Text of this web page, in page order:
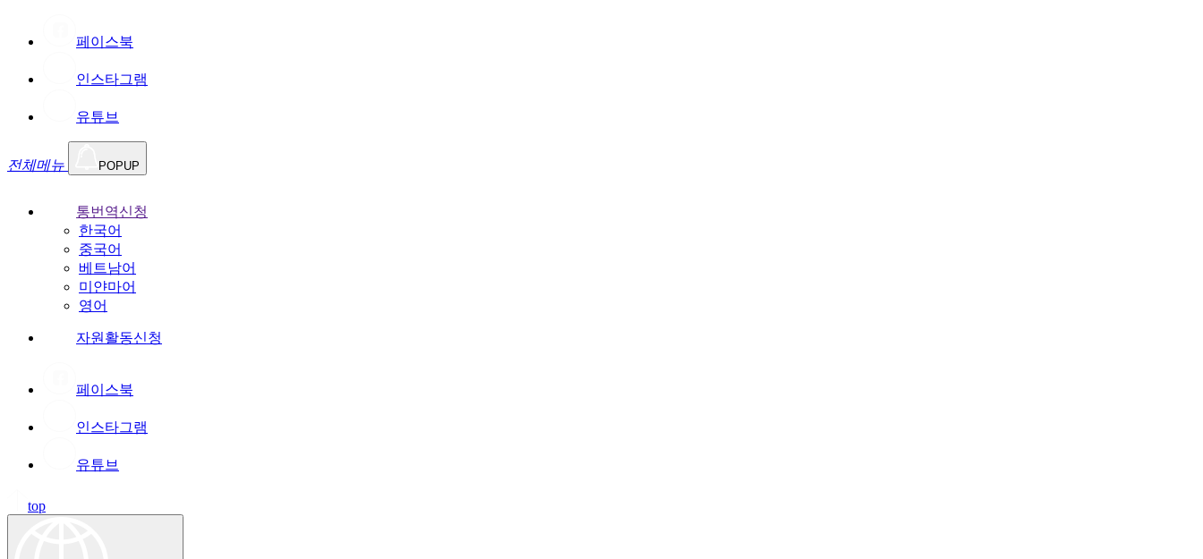
페이스북
인스타그램
유튜브
전체메뉴 POPUP
통번역신청
한국어
중국어
베트남어
미얀마어
영어
자원활동신청
페이스북
인스타그램
유튜브
top